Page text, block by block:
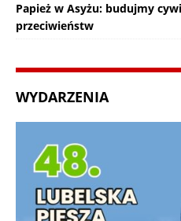
Papież w Asyżu: budujmy
przeciwieństw
WYDARZENIA